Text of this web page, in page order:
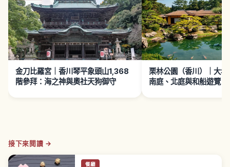
金刀比羅宮｜香川琴平象頭山1,368
階參拜：海之神與奧社天狗御守
栗林公園（香川）｜大名
南庭、北庭與和船遊覽
接下來閱讀 →
餐廳